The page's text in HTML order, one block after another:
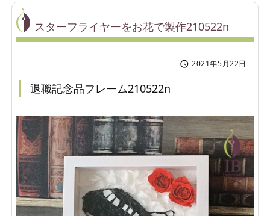
スターフライヤーをお花で製作210522n
 2021年5月22日
退職記念品フレーム210522n